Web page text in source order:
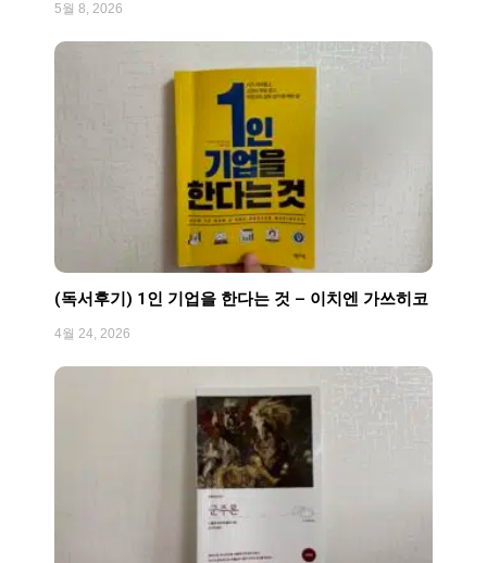
5월 8, 2026
(독서후기) 1인 기업을 한다는 것 – 이치엔 가쓰히코
4월 24, 2026